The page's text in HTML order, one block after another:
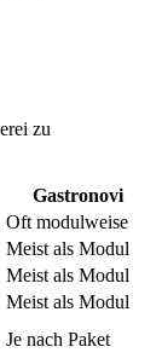
zu
Gastronovi
Oft modulweise
Meist als Modul
Meist als Modul
Meist als Modul
Je nach Paket